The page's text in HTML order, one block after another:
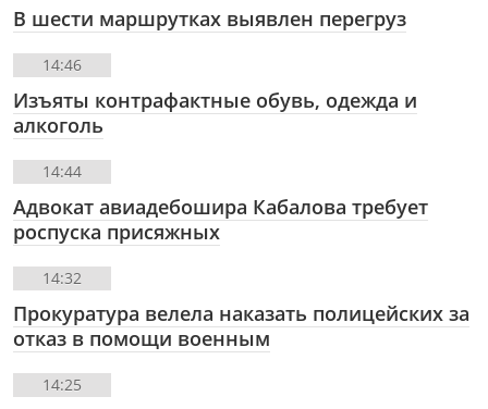
В шести маршрутках выявлен перегруз
14:46
Изъяты контрафактные обувь, одежда и
алкоголь
14:44
Адвокат авиадебошира Кабалова требует
роспуска присяжных
14:32
Прокуратура велела наказать полицейских за
отказ в помощи военным
14:25